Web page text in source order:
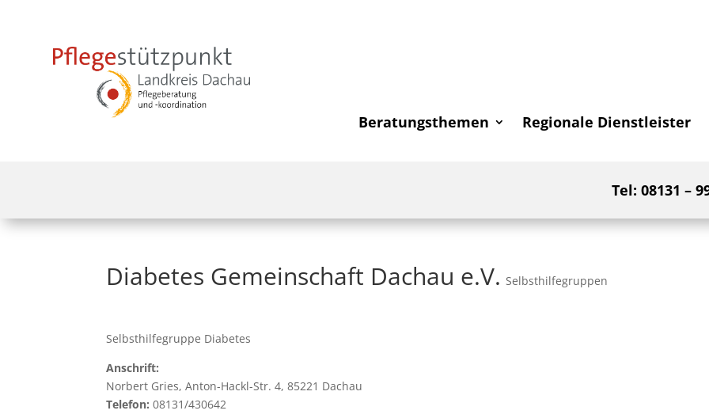
Beratungsthemen Regionale Dienstleister
Tel: 08131 –
Diabetes Gemeinschaft Dachau e.V. Selbsthilfegruppen
Selbsthilfegruppe Diabetes
Anschrift:
Norbert Gries, Anton-Hackl-Str. 4, 85221 Dachau
Telefon: 08131/430642